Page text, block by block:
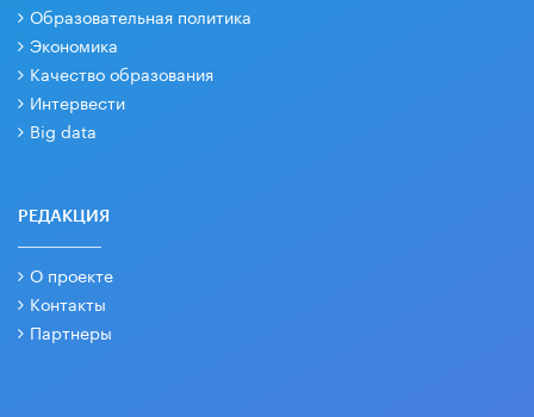
Образовательная политика
Экономика
Качество образования
Интервести
Big data
РЕДАКЦИЯ
О проекте
Контакты
Партнеры